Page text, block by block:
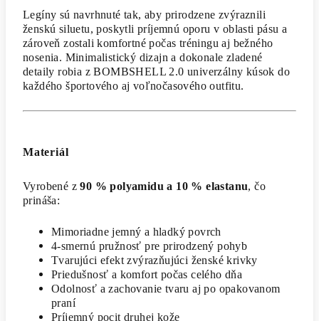
Legíny sú navrhnuté tak, aby prirodzene zvýraznili
ženskú siluetu, poskytli príjemnú oporu v oblasti pásu a
zároveň zostali komfortné počas tréningu aj bežného
nosenia. Minimalistický dizajn a dokonale zladené
detaily robia z BOMBSHELL 2.0 univerzálny kúsok do
každého športového aj voľnočasového outfitu.
Materiál
Vyrobené z90 % polyamidu a 10 % elastanu, čo
prináša:
Mimoriadne jemný a hladký povrch
4-smernú pružnosť pre prirodzený pohyb
Tvarujúci efekt zvýrazňujúci ženské krivky
Priedušnosť a komfort počas celého dňa
Odolnosť a zachovanie tvaru aj po opakovanom
praní
Príjemný pocit druhej kože